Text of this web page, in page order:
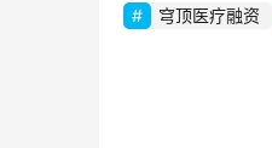
穹顶医疗融资